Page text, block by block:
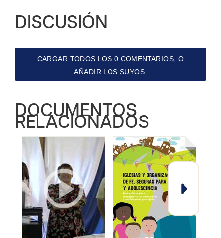
DISCUSIÓN
CARGAR TODOS LOS 0 COMENTARIOS, O
AÑADIR LOS SUYOS.
DOCUMENTOS
RELACIONADOS